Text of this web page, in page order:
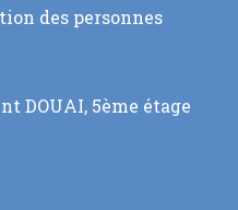
des personnes
DOUAI, 5ème étage